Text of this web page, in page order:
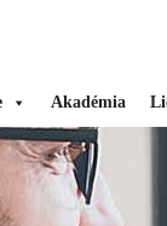
Akadémia